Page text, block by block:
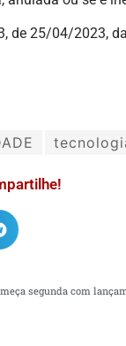
de 25/04/2023,